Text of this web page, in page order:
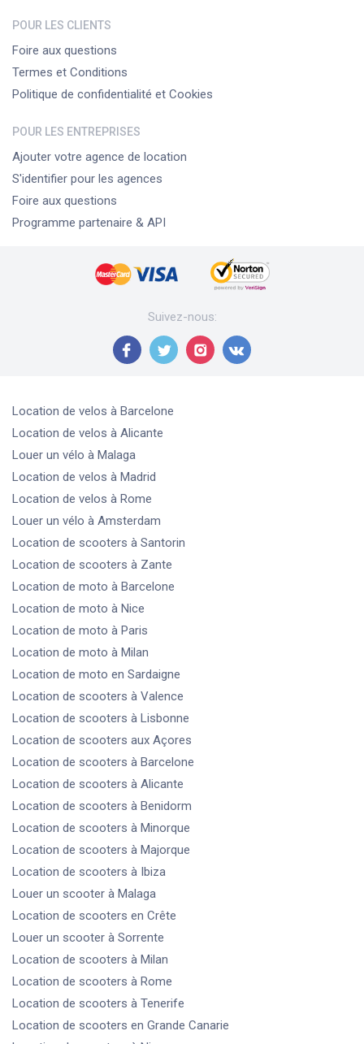
POUR LES CLIENTS
Foire aux questions
Termes et Conditions
Politique de confidentialité et Cookies
POUR LES ENTREPRISES
Ajouter votre agence de location
S'identifier pour les agences
Foire aux questions
Programme partenaire & API
Suivez-nous:
Location de velos à Barcelone
Location de velos à Alicante
Louer un vélo à Malaga
Location de velos à Madrid
Location de velos à Rome
Louer un vélo à Amsterdam
Location de scooters à Santorin
Location de scooters à Zante
Location de moto à Barcelone
Location de moto à Nice
Location de moto à Paris
Location de moto à Milan
Location de moto en Sardaigne
Location de scooters à Valence
Location de scooters à Lisbonne
Location de scooters aux Açores
Location de scooters à Barcelone
Location de scooters à Alicante
Location de scooters à Benidorm
Location de scooters à Minorque
Location de scooters à Majorque
Location de scooters à Ibiza
Louer un scooter à Malaga
Location de scooters en Crête
Louer un scooter à Sorrente
Location de scooters à Milan
Location de scooters à Rome
Location de scooters à Tenerife
Location de scooters en Grande Canarie